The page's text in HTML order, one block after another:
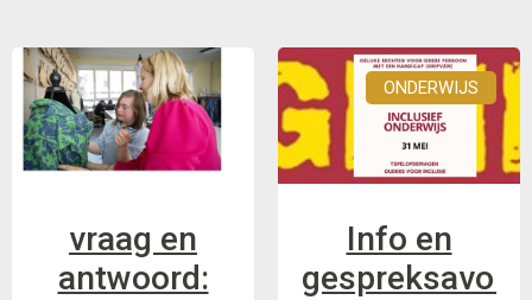
vraag en
antwoord:
ONDERWIJS
Info en
gespreksavond